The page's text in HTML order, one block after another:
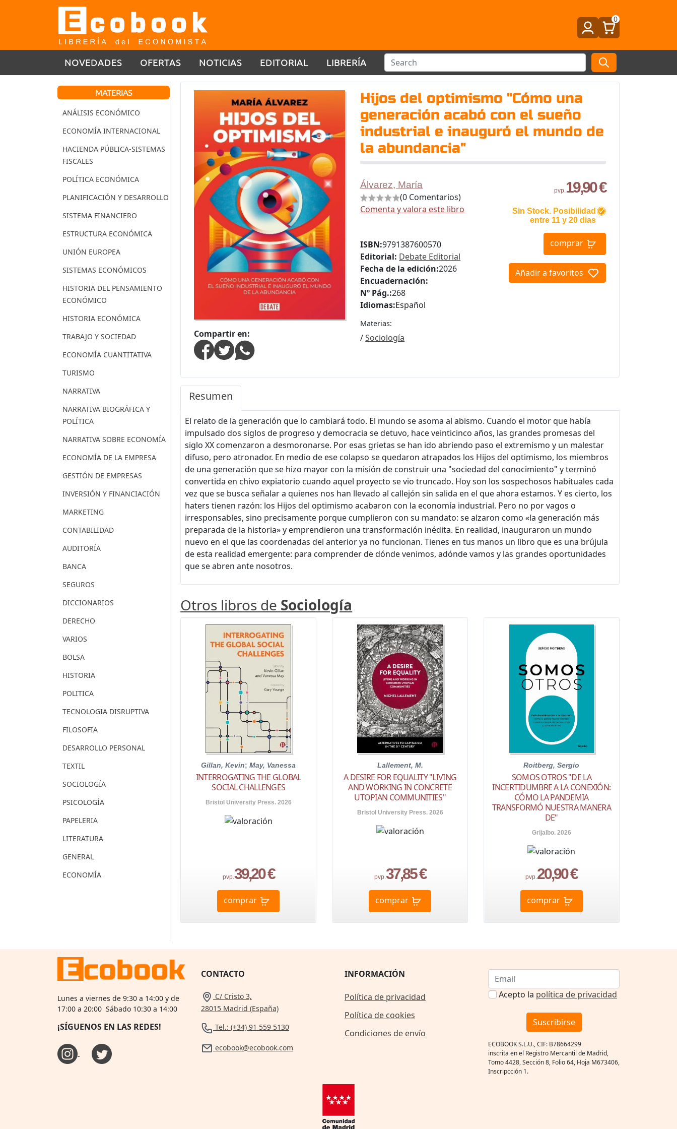
0
NOVEDADES OFERTAS NOTICIAS EDITORIAL LIBRERÍA
MATERIAS
ANÁLISIS ECONÓMICO
ECONOMÍA INTERNACIONAL
HACIENDA PÚBLICA-SISTEMAS
FISCALES
POLÍTICA ECONÓMICA
PLANIFICACIÓN Y DESARROLLO
SISTEMA FINANCIERO
ESTRUCTURA ECONÓMICA
UNIÓN EUROPEA
SISTEMAS ECONÓMICOS
HISTORIA DEL PENSAMIENTO
ECONÓMICO
HISTORIA ECONÓMICA
TRABAJO Y SOCIEDAD
ECONOMÍA CUANTITATIVA
TURISMO
NARRATIVA
NARRATIVA BIOGRÁFICA Y
POLÍTICA
NARRATIVA SOBRE ECONOMÍA
ECONOMÍA DE LA EMPRESA
GESTIÓN DE EMPRESAS
INVERSIÓN Y FINANCIACIÓN
MARKETING
CONTABILIDAD
AUDITORÍA
BANCA
SEGUROS
DICCIONARIOS
DERECHO
VARIOS
BOLSA
HISTORIA
POLITICA
TECNOLOGIA DISRUPTIVA
FILOSOFIA
DESARROLLO PERSONAL
TEXTIL
SOCIOLOGÍA
PSICOLOGÍA
PAPELERIA
LITERATURA
GENERAL
ECONOMÍA
Hijos del optimismo "Cómo una
generación acabó con el sueño
industrial e inauguró el mundo de
la abundancia"
Compartir en:
Álvarez, María
(0 Comentarios)
Comenta y valora este libro
pvp. 19,90 €
Sin Stock. Posibilidad
entre 11 y 20 dias
comprar
Añadir a favoritos
ISBN:9791387600570
Editorial: Debate Editorial
Fecha de la edición:2026
Encuadernación:
Nº Pág.:268
Idiomas:Español
Materias:
/Sociología
Resumen
El relato de la generación que lo cambiará todo. El mundo se asoma al abismo. Cuando el motor que había
impulsado dos siglos de progreso y democracia se detuvo, hace veinticinco años, las grandes promesas del
siglo XX comenzaron a desmoronarse. Por esas grietas se han ido abriendo paso el extremismo y un malestar
difuso, pero atronador. En medio de ese colapso se quedaron atrapados los Hijos del optimismo, los miembros
de una generación que se hizo mayor con la misión de construir una "sociedad del conocimiento" y terminó
convertida en chivo expiatorio cuando aquel proyecto se vio truncado. Hoy son los sospechosos habituales cada
vez que se busca señalar a quienes nos han llevado al callejón sin salida en el que ahora estamos. Y es cierto, los
haters tienen razón: los Hijos del optimismo acabaron con la economía industrial. Pero no por vagos o
irresponsables, sino precisamente porque cumplieron con su mandato: se alzaron como «la generación más
preparada de la historia» y emprendieron una transformación inédita. En realidad, inauguraron un mundo
nuevo en el que las coordenadas del anterior ya no funcionan. Tienes en tus manos un libro que es una brújula
de esta realidad emergente: para comprender de dónde venimos, adónde vamos y las grandes oportunidades
que se abren ante nosotros.
Otros libros de Sociología
Gillan, Kevin;May, Vanessa
INTERROGATING THE GLOBAL
SOCIAL CHALLENGES
Bristol University Press. 2026
pvp.39,20 €
comprar
Lallement, M.
A DESIRE FOR EQUALITY "LIVING
AND WORKING IN CONCRETE
UTOPIAN COMMUNITIES"
Bristol University Press. 2026
pvp.37,85 €
comprar
Roitberg, Sergio
SOMOS OTROS "DE LA
INCERTIDUMBRE A LA CONEXIÓN:
CÓMO LA PANDEMIA
TRANSFORMÓ NUESTRA MANERA
DE"
Grijalbo. 2026
pvp.20,90 €
comprar
Lunes a viernes de 9:30 a 14:00 y de
17:00 a 20:00 Sábado 10:30 a 14:00
¡SÍGUENOS EN LAS REDES!
CONTACTO
C/ Cristo 3,
28015 Madrid (España)
Tel.: (+34) 91 559 5130
ecobook@ecobook.com
INFORMACIÓN
Política de privacidad
Política de cookies
Condiciones de envío
Acepto la política de privacidad
Suscribirse
ECOBOOK S.L.U., CIF: B78664299
inscrita en el Registro Mercantil de Madrid,
Tomo 4428, Sección 8, Folio 64, Hoja M673406,
Inscripcción 1.